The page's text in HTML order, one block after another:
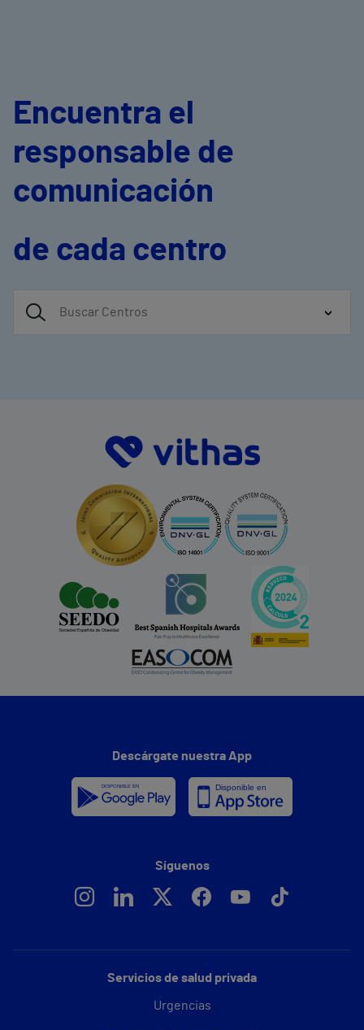
Encuentra el
responsable de
comunicación
de cada centro
Servicios de salud privada
Urgencias
Descárgate nuestra App
Síguenos